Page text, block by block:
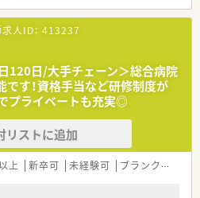
剤薬局を多角的に展開している、東証
業です。
合わせて「自宅通勤」や「広域エリア」
択できます。
えるよう、身体的負担の少ない「座り
導入しています。
ます】
の貢献を重視し、現在では在宅医療の
ます。 ■医療用サプリメントやアロマ
人ID： 413237
120日/大手チェーン＞総合病院
す！資格手当など研修制度が
プライベートも充実◎
リストに追加
上 新卒可 未経験可 ブランク可